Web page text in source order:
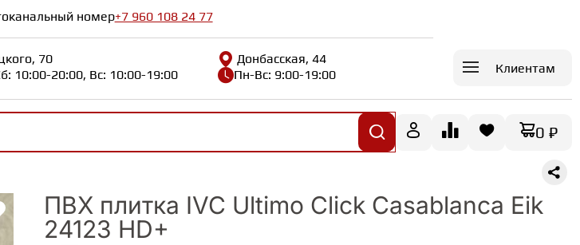
номер+7 960 108 24 77
70
10:00-20:00, Вс: 10:00-19:00
Донбасская, 44
Пн-Вс: 9:00-19:00
Клиентам
0 ₽
ПВХ плитка IVC Ultimo Сlick Casablanca Eik
24123 HD+